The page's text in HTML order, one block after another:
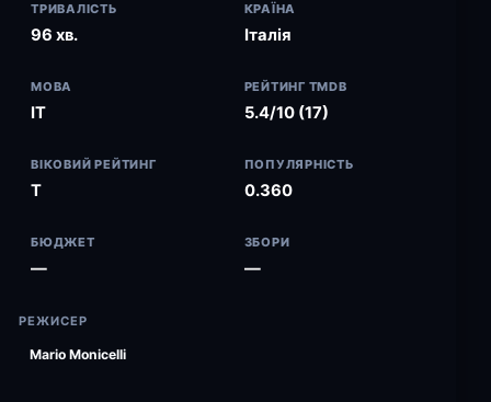
ТРИВАЛІСТЬ
96 хв.
КРАЇНА
Італія
МОВА
IT
РЕЙТИНГ TMDB
5.4/10 (17)
ВІКОВИЙ РЕЙТИНГ
T
ПОПУЛЯРНІСТЬ
0.360
БЮДЖЕТ
—
ЗБОРИ
—
РЕЖИСЕР
Mario Monicelli